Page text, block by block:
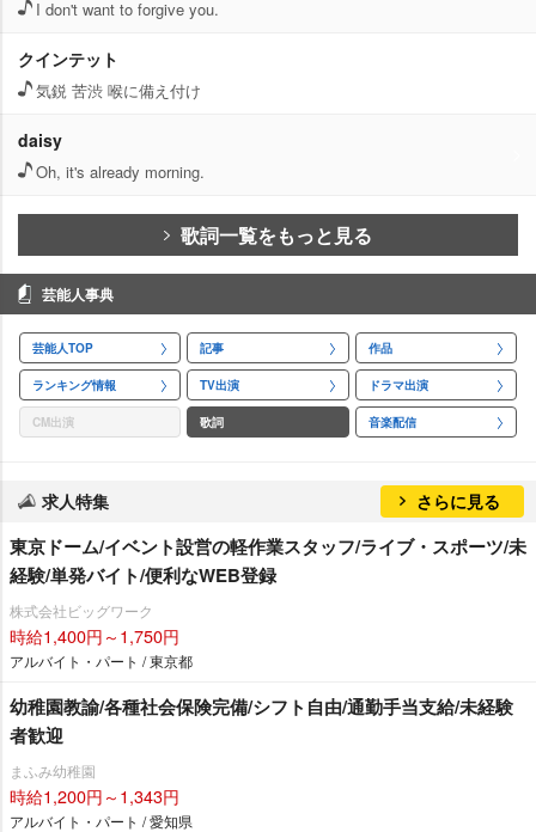
I don't want to forgive you.
クインテット
気鋭 苦渋 喉に備え付け
daisy
Oh, it's already morning.
歌詞一覧をもっと見る
芸能人事典
芸能人TOP 記事 作品
ランキング情報 TV出演 ドラマ出演
CM出演 歌詞 音楽配信
求人特集 さらに見る
東京ドーム/イベント設営の軽作業スタッフ/ライブ・スポーツ/未
経験/単発バイト/便利なWEB登録
株式会社ビッグワーク
時給1,400円～1,750円
アルバイト・パート / 東京都
幼稚園教諭/各種社会保険完備/シフト自由/通勤手当支給/未経験
者歓迎
まふみ幼稚園
時給1,200円～1,343円
アルバイト・パート / 愛知県